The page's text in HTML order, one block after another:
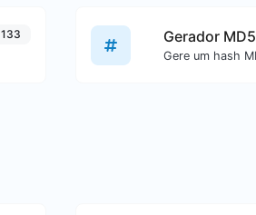
133 Gerador MD5